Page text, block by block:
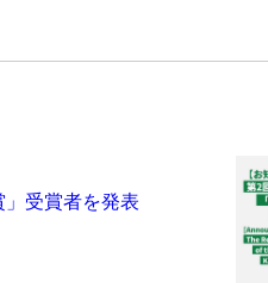
」受賞者を発表